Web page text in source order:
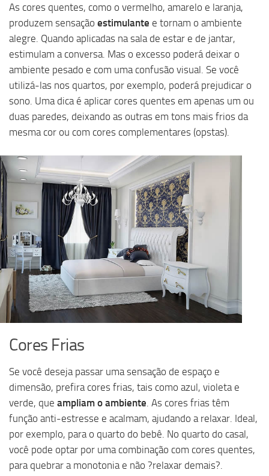
As cores quentes, como o vermelho, amarelo e laranja,
produzem sensação estimulante e tornam o ambiente
alegre. Quando aplicadas na sala de estar e de jantar,
estimulam a conversa. Mas o excesso poderá deixar o
ambiente pesado e com uma confusão visual. Se você
utilizá-las nos quartos, por exemplo, poderá prejudicar o
sono. Uma dica é aplicar cores quentes em apenas um ou
duas paredes, deixando as outras em tons mais frios da
mesma cor ou com cores complementares (opstas).
Cores Frias
Se você deseja passar uma sensação de espaço e
dimensão, prefira cores frias, tais como azul, violeta e
verde, que ampliam o ambiente. As cores frias têm
função anti-estresse e acalmam, ajudando a relaxar. Ideal,
por exemplo, para o quarto do bebê. No quarto do casal,
você pode optar por uma combinação com cores quentes,
para quebrar a monotonia e não ?relaxar demais?.